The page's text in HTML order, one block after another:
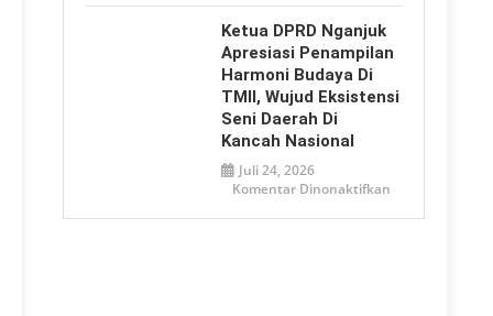
DPRD
Doa
dan
Kudatuli,
Ajak
Ketua DPRD Nganjuk
Apresiasi Penampilan
Harmoni Budaya Di
TMII, Wujud Eksistensi
Seni Daerah Di
Kancah Nasional
Juli 24, 2026
Komentar Dinonaktifkan
DPRD